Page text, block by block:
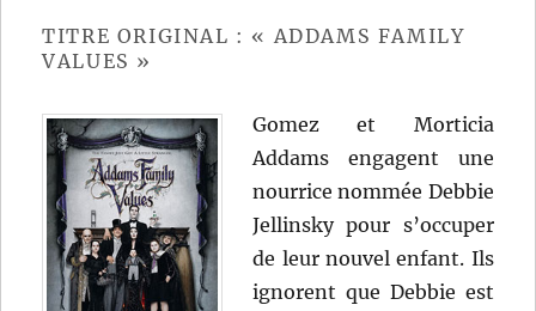
Lilly
TITRE ORIGINAL : « ADDAMS FAMILY
VALUES »
Gomez et Morticia
Addams engagent une
nourrice nommée Debbie
Jellinsky pour s’occuper
de leur nouvel enfant. Ils
ignorent que Debbie est